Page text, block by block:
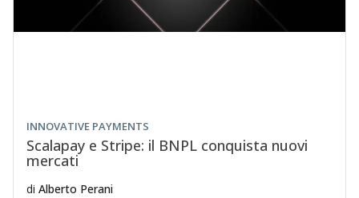
INNOVATIVE PAYMENTS
Scalapay e Stripe: il BNPL conquista nuovi
mercati
di Alberto Perani